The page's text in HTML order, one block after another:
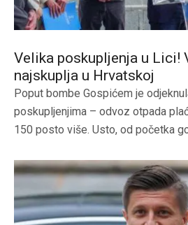
Velika poskupljenja u Lici!
najskuplja u Hrvatskoj
Poput bombe Gospićem je
poskupljenjima – odvoz otpada
150 posto više. Usto, od početka